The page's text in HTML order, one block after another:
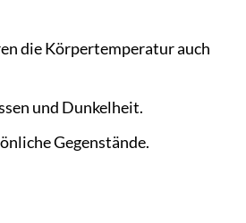
die Körpertemperatur auch
und Dunkelheit.
Gegenstände.